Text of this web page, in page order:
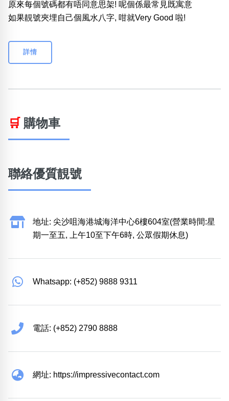
原來每個號碼都有唔同意思架! 呢個係最常見既寓意
如果靚號夾埋自己個風水八字, 咁就Very Good 啦!
詳情
🛒 購物車
聯絡優質靚號
地址: 尖沙咀海港城海洋中心6樓604室(營業時間:星
期一至五, 上午10至下午6時, 公眾假期休息)
Whatsapp: (+852) 9888 9311
電話: (+852) 2790 8888
網址: https://impressivecontact.com